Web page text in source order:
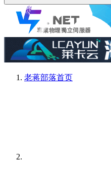
老蒋部落首页